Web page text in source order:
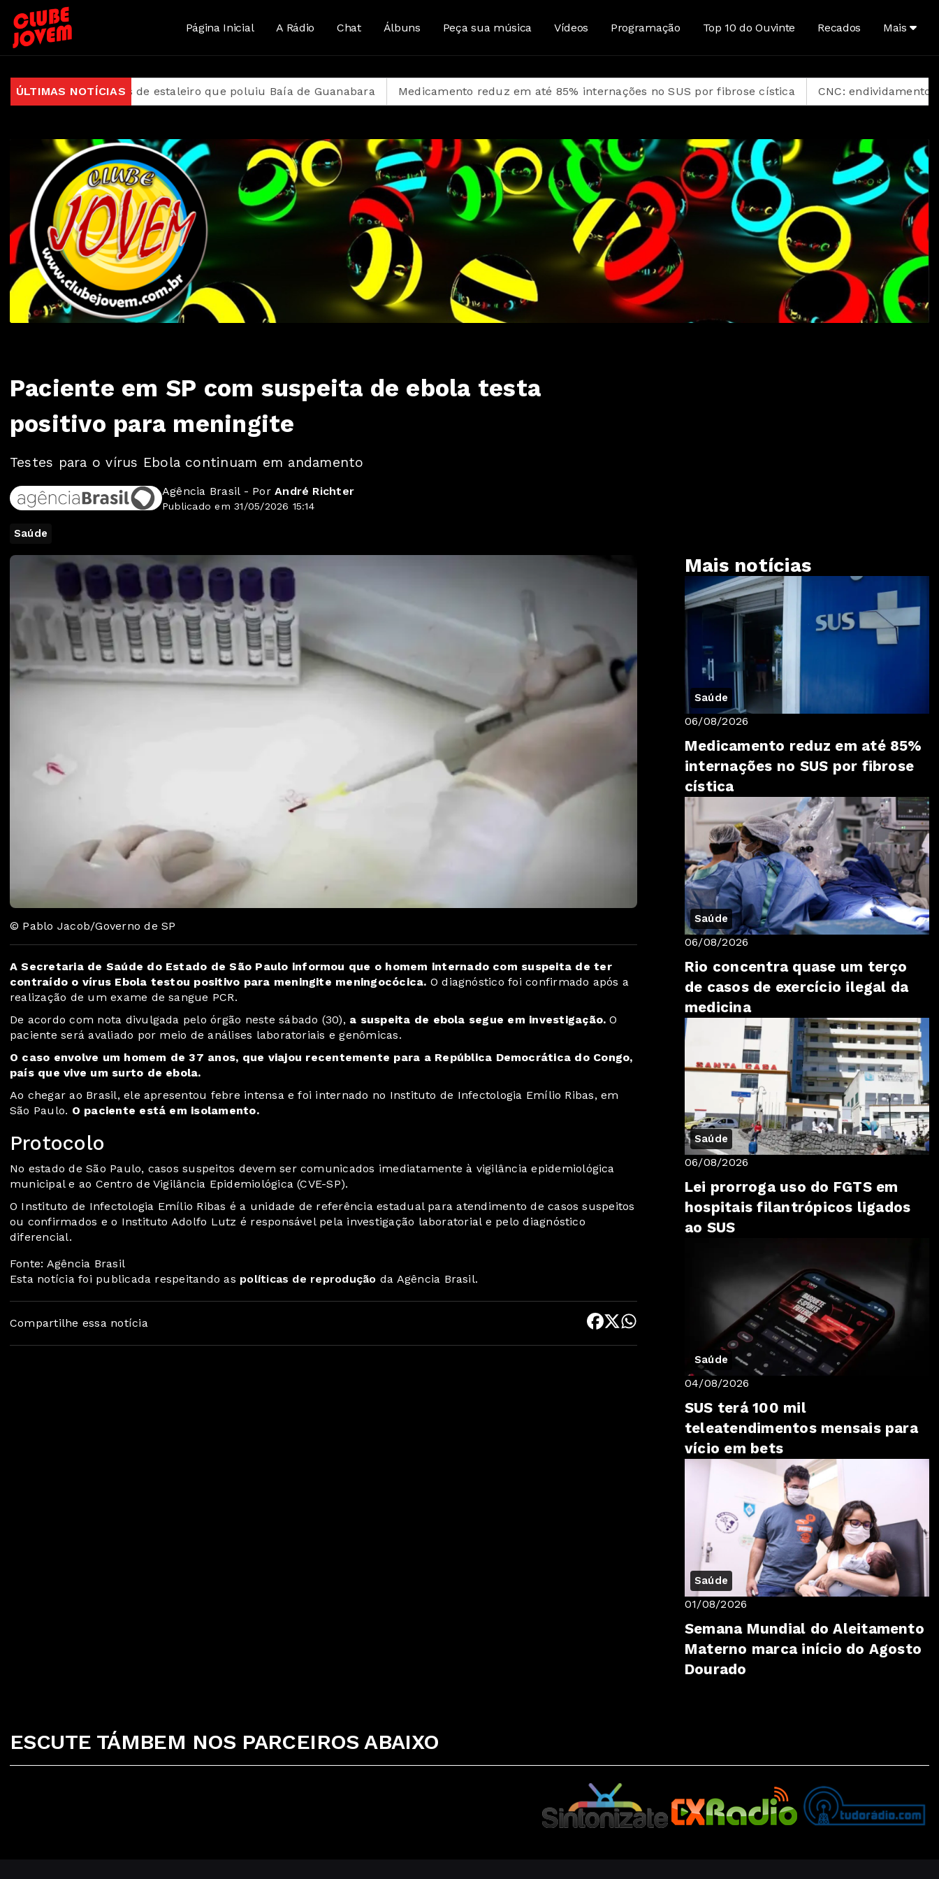
Página Inicial A Rádio Chat Álbuns Peça sua música Vídeos Programação Top 10 do Ouvinte Recados Mais
ÚLTIMAS NOTÍCIAS
de estaleiro que poluiu Baía de Guanabara Medicamento reduz em até 85% internações no SUS por fibrose cística CNC: endividamento das famílias sobe
Paciente em SP com suspeita de ebola testa
positivo para meningite
Testes para o vírus Ebola continuam em andamento
Agência Brasil - PorAndré Richter
Publicado em 31/05/2026 15:14
Saúde
© Pablo Jacob/Governo de SP
A Secretaria de Saúde do Estado de São Paulo informou que o homem internado com suspeita de ter
contraído o vírus Ebola testou positivo para meningite meningocócica. O diagnóstico foi confirmado após a
realização de um exame de sangue PCR.
De acordo com nota divulgada pelo órgão neste sábado (30),a suspeita de ebola segue em investigação. O
paciente será avaliado por meio de análises laboratoriais e genômicas.
O caso envolve um homem de 37 anos, que viajou recentemente para a República Democrática do Congo,
país que vive um surto de ebola.
Ao chegar ao Brasil, ele apresentou febre intensa e foi internado no Instituto de Infectologia Emílio Ribas, em
São Paulo. O paciente está em isolamento.
Protocolo
No estado de São Paulo, casos suspeitos devem ser comunicados imediatamente à vigilância epidemiológica
municipal e ao Centro de Vigilância Epidemiológica (CVE-SP).
O Instituto de Infectologia Emílio Ribas é a unidade de referência estadual para atendimento de casos suspeitos
ou confirmados e o Instituto Adolfo Lutz é responsável pela investigação laboratorial e pelo diagnóstico
diferencial.
Fonte: Agência Brasil
Esta notícia foi publicada respeitando as políticas de reprodução da Agência Brasil.
Compartilhe essa notícia
Mais notícias
Saúde
06/08/2026
Medicamento reduz em até 85%
internações no SUS por fibrose
cística
Saúde
06/08/2026
Rio concentra quase um terço
de casos de exercício ilegal da
medicina
Saúde
06/08/2026
Lei prorroga uso do FGTS em
hospitais filantrópicos ligados
ao SUS
Saúde
04/08/2026
SUS terá 100 mil
teleatendimentos mensais para
vício em bets
Saúde
01/08/2026
Semana Mundial do Aleitamento
Materno marca início do Agosto
Dourado
ESCUTE TÁMBEM NOS PARCEIROS ABAIXO